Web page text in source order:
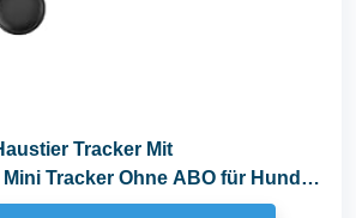
Tracker Mit
Tracker Ohne ABO für Hunde